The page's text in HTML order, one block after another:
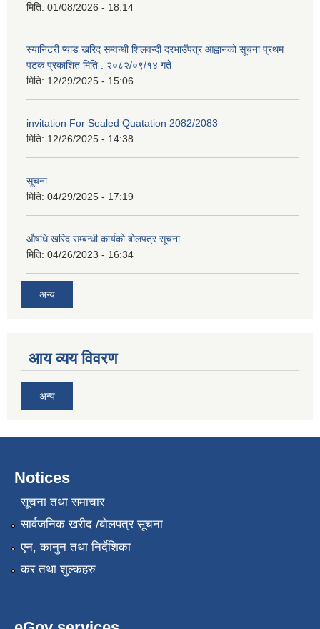
मिति: 01/08/2026 - 18:14
स्यानिटरी प्याड खरिद सम्वन्धी शिलवन्दी दरभाउँपत्र आह्वानको सूचना प्रथम
पटक प्रकाशित मिति : २०८२/०९/१४ गते
मिति: 12/29/2025 - 15:06
invitation For Sealed Quatation 2082/2083
मिति: 12/26/2025 - 14:38
सूचना
मिति: 04/29/2025 - 17:19
औषधि खरिद सम्बन्धी कार्यको बोलपत्र सूचना
मिति: 04/26/2023 - 16:34
अन्य
आय व्यय विवरण
अन्य
Notices
सूचना तथा समाचार
सार्वजनिक खरीद /बोलपत्र सूचना
एन, कानुन तथा निर्देशिका
कर तथा शुल्कहरु